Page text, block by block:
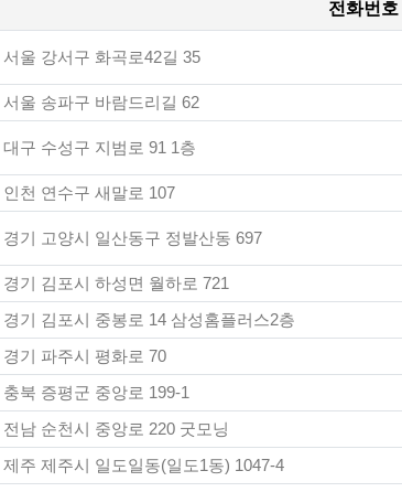
전화번호
서울 강서구 화곡로42길 35
서울 송파구 바람드리길 62
대구 수성구 지범로 91 1층
인천 연수구 새말로 107
경기 고양시 일산동구 정발산동 697
경기 김포시 하성면 월하로 721
경기 김포시 중봉로 14 삼성홈플러스2층
경기 파주시 평화로 70
충북 증평군 중앙로 199-1
전남 순천시 중앙로 220 굿모닝
제주 제주시 일도일동(일도1동) 1047-4